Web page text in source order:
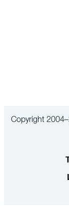
Copyright